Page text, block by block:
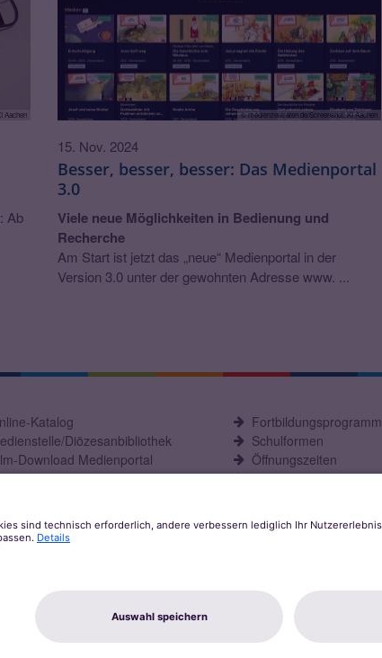
Aachen
Ab
© medienzentralen.de/Screenshot: KI Aachen
Besser, besser, besser: Das Medienportal
3.0
15. Nov. 2024
Viele neue Möglichkeiten in Bedienung und
Recherche
Am Start ist jetzt das „neue“ Medienportal in der
Version 3.0 unter der gewohnten Adresse www. ...
Katalog
Diözesanbibliothek
Download Medienportal
Fachstelle
Fortbildungsprogramm
Schulformen
Öffnungszeiten
Aktuelles